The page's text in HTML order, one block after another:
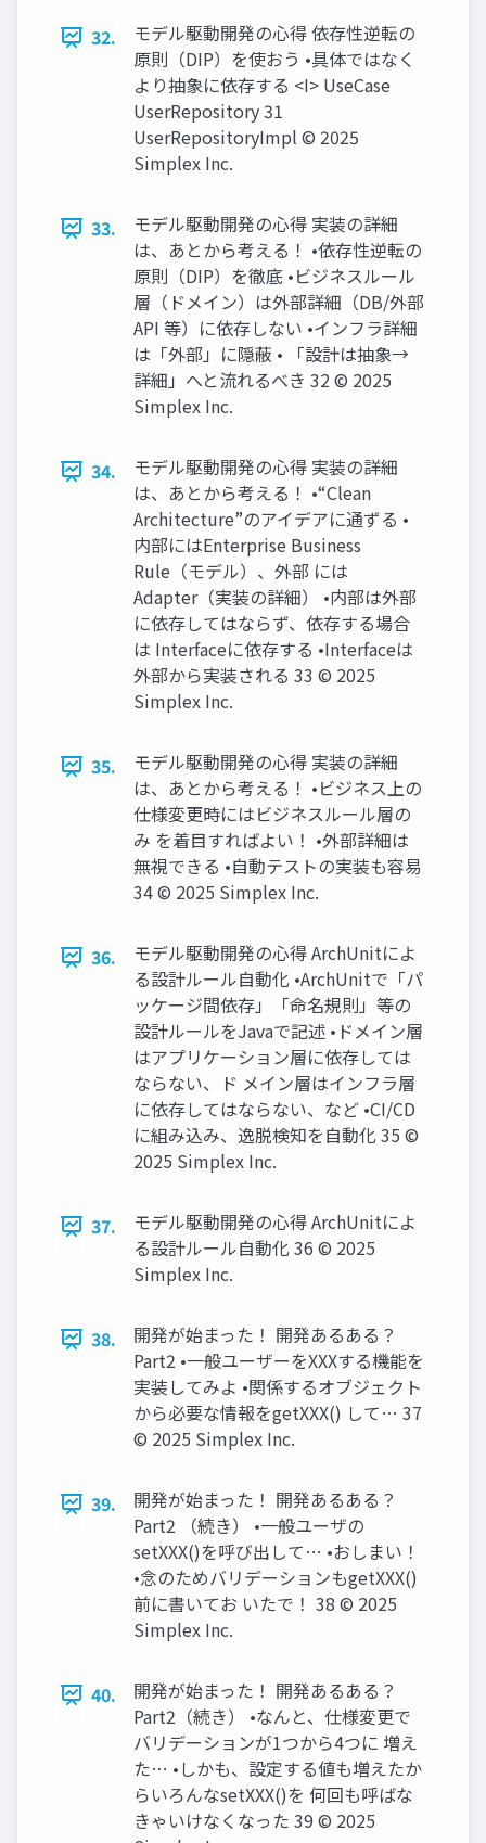
32.
モデル駆動開発の心得 依存性逆転の
原則（DIP）を使おう •具体ではなく
より抽象に依存する <I> UseCase
UserRepository 31
UserRepositoryImpl © 2025
Simplex Inc.
33.
モデル駆動開発の心得 実装の詳細
は、あとから考える！ •依存性逆転の
原則（DIP）を徹底 •ビジネスルール
層（ドメイン）は外部詳細（DB/外部
API 等）に依存しない •インフラ詳細
は「外部」に隠蔽 • 「設計は抽象→
詳細」へと流れるべき 32 © 2025
Simplex Inc.
34.
モデル駆動開発の心得 実装の詳細
は、あとから考える！ •“Clean
Architecture”のアイデアに通ずる •
内部にはEnterprise Business
Rule（モデル）、外部 には
Adapter（実装の詳細） •内部は外部
に依存してはならず、依存する場合
は Interfaceに依存する •Interfaceは
外部から実装される 33 © 2025
Simplex Inc.
35.
モデル駆動開発の心得 実装の詳細
は、あとから考える！ •ビジネス上の
仕様変更時にはビジネスルール層の
み を着目すればよい！ •外部詳細は
無視できる •自動テストの実装も容易
34 © 2025 Simplex Inc.
36.
モデル駆動開発の心得 ArchUnitによ
る設計ルール自動化 •ArchUnitで「パ
ッケージ間依存」「命名規則」等の
設計ルールをJavaで記述 •ドメイン層
はアプリケーション層に依存しては
ならない、ド メイン層はインフラ層
に依存してはならない、など •CI/CD
に組み込み、逸脱検知を自動化 35 ©
2025 Simplex Inc.
37.
モデル駆動開発の心得 ArchUnitによ
る設計ルール自動化 36 © 2025
Simplex Inc.
38.
開発が始まった！ 開発あるある？
Part2 •一般ユーザーをXXXする機能を
実装してみよ •関係するオブジェクト
から必要な情報をgetXXX() して… 37
© 2025 Simplex Inc.
39.
開発が始まった！ 開発あるある？
Part2 （続き） •一般ユーザの
setXXX()を呼び出して… •おしまい！
•念のためバリデーションもgetXXX()
前に書いてお いたで！ 38 © 2025
Simplex Inc.
40.
開発が始まった！ 開発あるある？
Part2（続き） •なんと、仕様変更で
バリデーションが1つから4つに 増え
た… •しかも、設定する値も増えたか
らいろんなsetXXX()を 何回も呼ばな
きゃいけなくなった 39 © 2025